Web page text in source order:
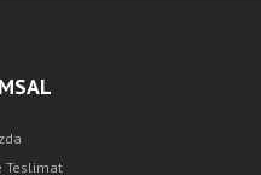
Teslimat